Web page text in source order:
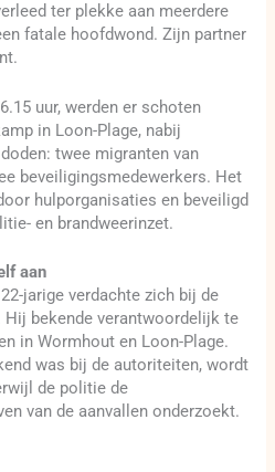
ter plekke aan meerdere
fatale hoofdwond. Zijn partner
uur, werden er schoten
in Loon-Plage, nabij
twee migranten van
beveiligingsmedewerkers. Het
hulporganisaties en beveiligd
en brandweerinzet.
aan
jarige verdachte zich bij de
Hij bekende verantwoordelijk te
in Wormhout en Loon-Plage.
was bij de autoriteiten, wordt
de politie de
van de aanvallen onderzoekt.